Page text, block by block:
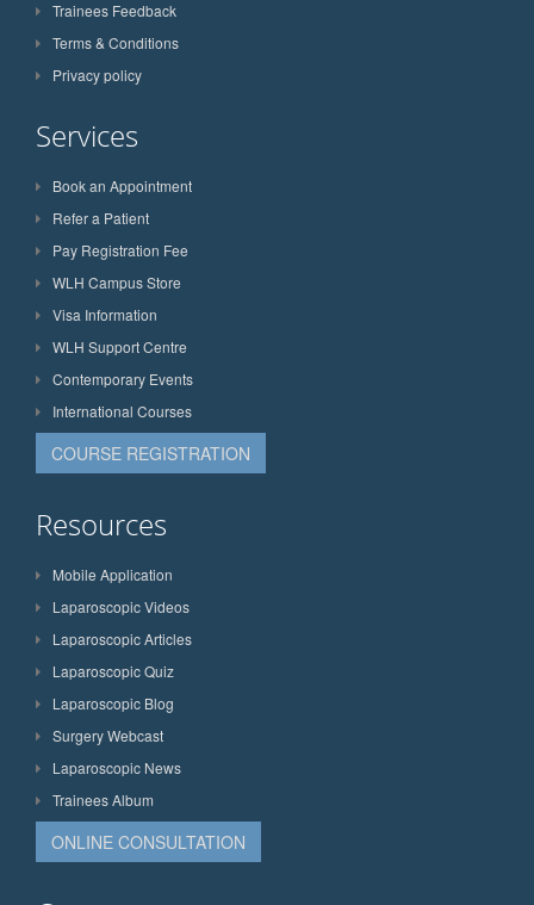
Trainees Feedback
Terms & Conditions
Privacy policy
Services
Book an Appointment
Refer a Patient
Pay Registration Fee
WLH Campus Store
Visa Information
WLH Support Centre
Contemporary Events
International Courses
COURSE REGISTRATION
Resources
Mobile Application
Laparoscopic Videos
Laparoscopic Articles
Laparoscopic Quiz
Laparoscopic Blog
Surgery Webcast
Laparoscopic News
Trainees Album
ONLINE CONSULTATION